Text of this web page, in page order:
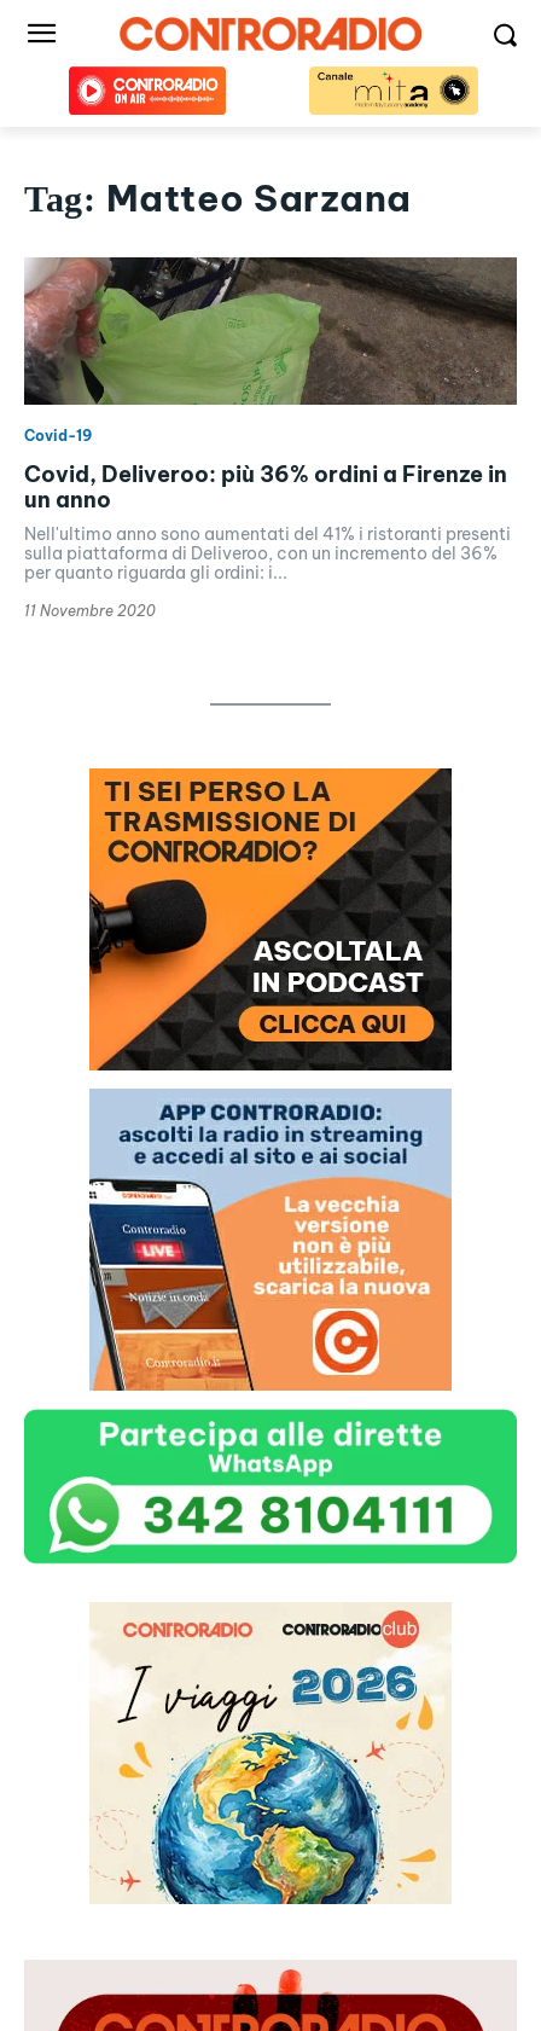
Tag: Matteo Sarzana
Covid-19
Covid, Deliveroo: più 36% ordini a Firenze in
un anno
Nell'ultimo anno sono aumentati del 41% i ristoranti presenti
sulla piattaforma di Deliveroo, con un incremento del 36%
per quanto riguarda gli ordini: i...
11 Novembre 2020